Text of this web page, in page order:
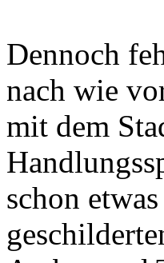
Dennoch
nach wie
mit dem
schon